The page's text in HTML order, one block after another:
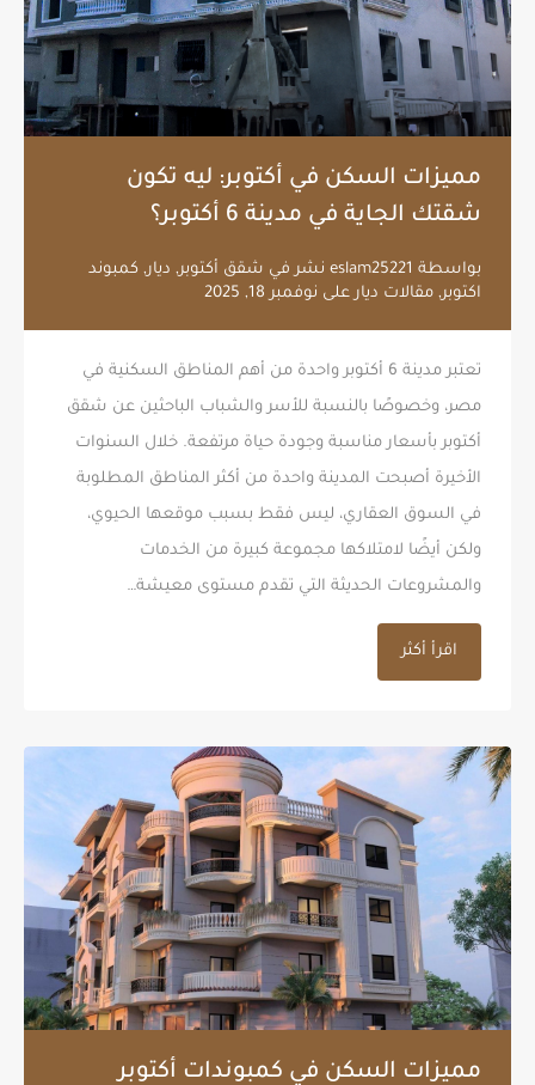
مميزات السكن في أكتوبر: ليه تكون
شقتك الجاية في مدينة 6 أكتوبر؟
بواسطة eslam25221 نشر في شقق أكتوبر , ديار , كمبوند
اكتوبر , مقالات ديار على نوفمبر 18, 2025
تعتبر مدينة 6 أكتوبر واحدة من أهم المناطق السكنية في
مصر، وخصوصًا بالنسبة للأسر والشباب الباحثين عن شقق
أكتوبر بأسعار مناسبة وجودة حياة مرتفعة. خلال السنوات
الأخيرة أصبحت المدينة واحدة من أكثر المناطق المطلوبة
في السوق العقاري، ليس فقط بسبب موقعها الحيوي،
ولكن أيضًا لامتلاكها مجموعة كبيرة من الخدمات
والمشروعات الحديثة التي تقدم مستوى معيشة…
اقرأ أكثر
مميزات السكن في كمبوندات أكتوبر